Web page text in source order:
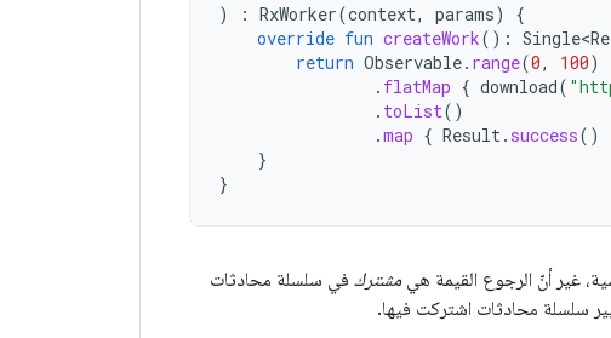
)
: RxWorker(context, params)
{
override fun createWork():
return Observable. range(0, 100)
. flatMap { download(
. toList()
.map { Result. success()
}
}
غير أنّ الرجوع القيمة هي مشترك في سلسلة محادثات
سلسلة محادثات اشتركت فيها.